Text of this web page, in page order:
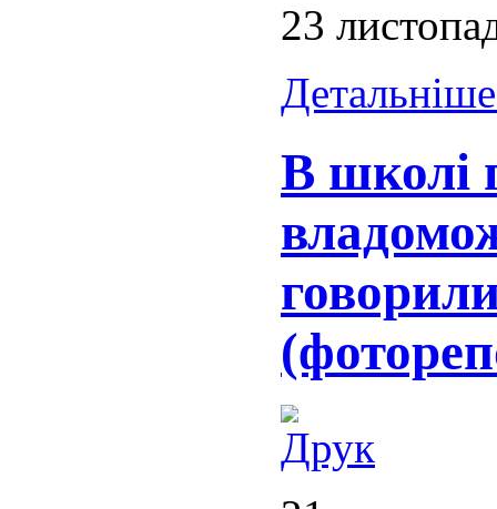
23
В школі